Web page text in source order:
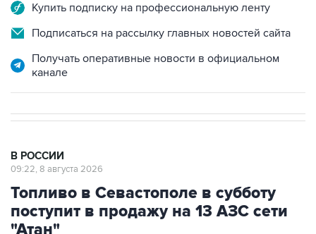
Купить подписку на профессиональную ленту
Подписаться на рассылку главных новостей сайта
Получать оперативные новости в официальном
канале
В РОССИИ
09:22, 8 августа 2026
Топливо в Севастополе в субботу
поступит в продажу на 13 АЗС сети
"Атан"